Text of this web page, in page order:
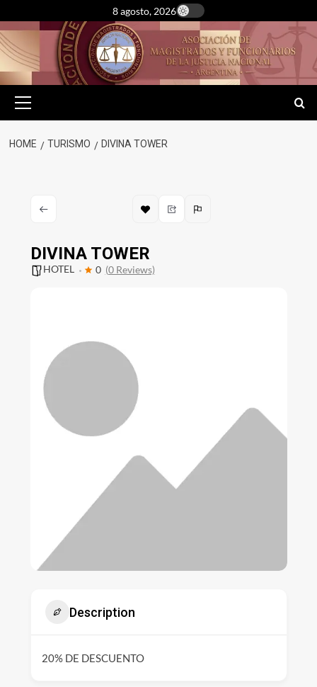
to
content
8 agosto, 2026
Menu
HOME TURISMO DIVINA TOWER
DIVINA TOWER
HOTEL 0 (0 Reviews)
Description
20% DE DESCUENTO